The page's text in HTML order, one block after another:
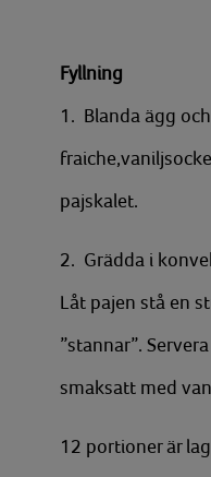
Fyllning
1. Blanda ägg
pajskalet.
2. Grädda i
Låt pajen stå en
”stannar”.
smaksatt med
12 portioner är